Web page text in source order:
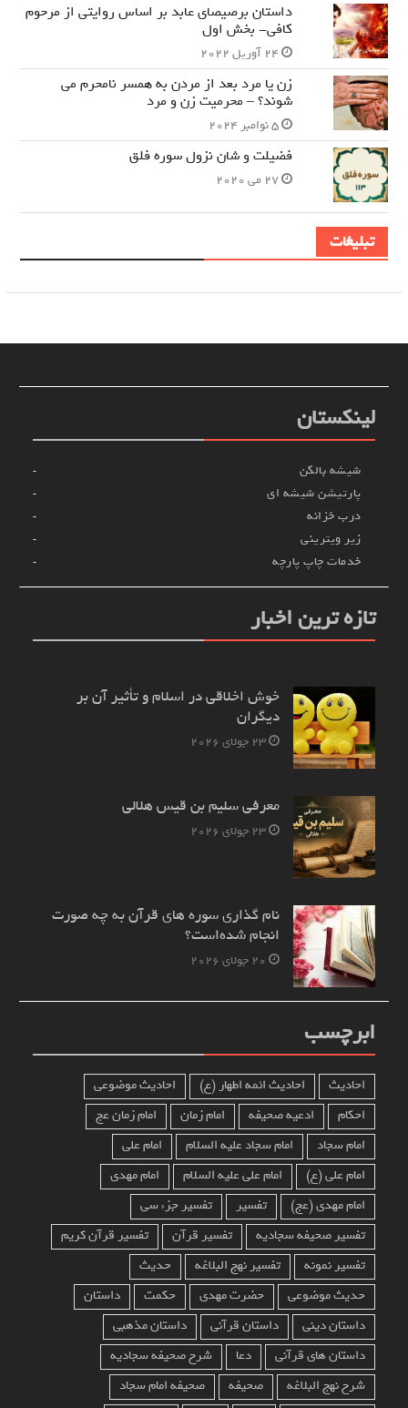
داستان برصیصای عابد بر اساس روایتی از مرحوم
کافی- بخش اول
24 آوریل 2022
زن یا مرد بعد از مردن به همسر نامحرم می
شوند؟ – محرمیت زن و مرد
5 نوامبر 2024
فضیلت و شان نزول سوره فلق
27 می 2020
تبلیغات
لینکستان
شیشه بالکن
پارتیشن شیشه ای
درب خزانه
زیر ویترینی
خدمات چاپ پارچه
تازه ترین اخبار
خوش اخلاقی در اسلام و تأثیر آن بر
دیگران
23 جولای 2026
معرفی سلیم بن قیس هلالی
23 جولای 2026
نام‌ گذاری سوره های قرآن به چه صورت
انجام شده‌است؟
20 جولای 2026
ابرچسب
احادیث احادیث ائمه اطهار (ع)
احادیث موضوعی
احکام
ادعیه صحیفه امام زمان
امام زمان عج
امام سجاد
امام سجاد علیه السلام
امام علی
امام علی (ع)
امام علی علیه السلام
امام مهدی
امام مهدی (عج)
تفسیر
تفسیر جزء سی
تفسیر صحیفه سجادیه
تفسیر قرآن
تفسیر قرآن کریم
تفسیر نمونه
تفسیر نهج البلاغه
حدیث
حدیث موضوعی
حضرت مهدی حکمت
داستان
داستان دینی
داستان قرآنی
داستان مذهبی
داستان های قرآنی
دعا
شرح صحیفه سجادیه
شرح نهج البلاغه
صحیفه
صحیفه امام سجاد